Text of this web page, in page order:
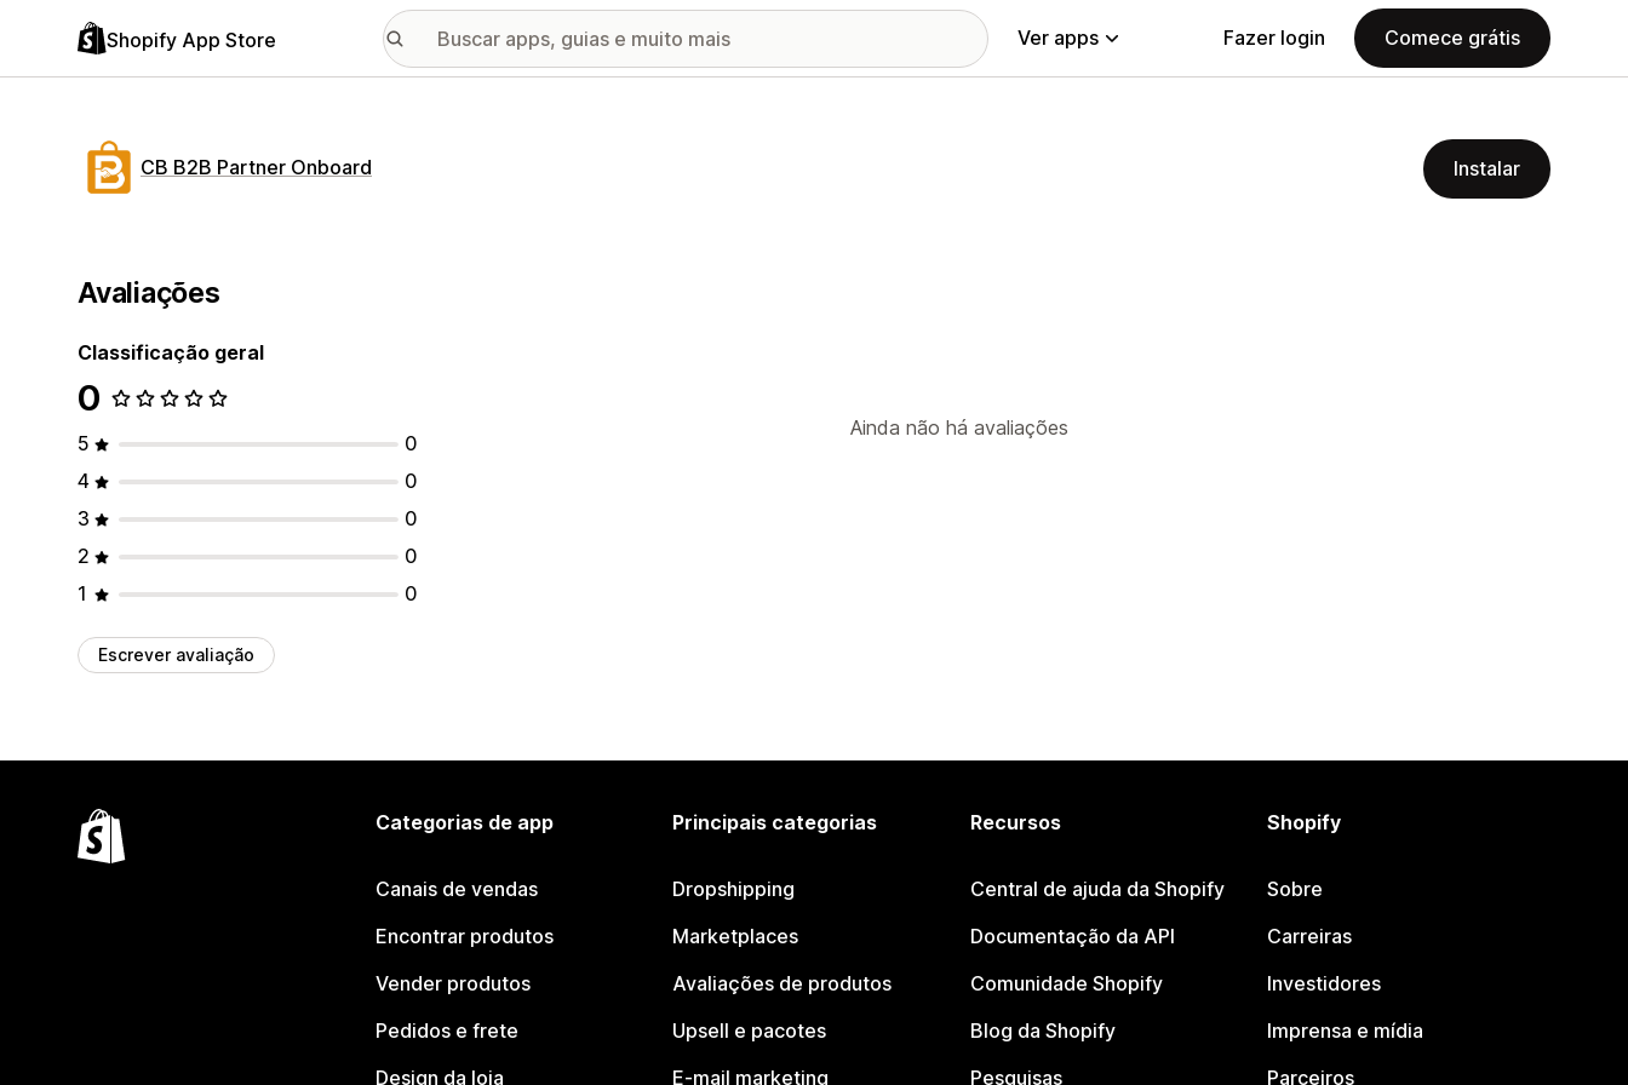
Shopify App Store Ver apps Fazer login Comece grátis
CB B2B Partner Onboard Instalar
Avaliações
Classificação geral
0
5
0
4
0
3
0
2
0
1
0
Escrever avaliação
Ainda não há avaliações
Categorias de app
Canais de vendas
Encontrar produtos
Vender produtos
Pedidos e frete
Design da loja
Principais categorias
Dropshipping
Marketplaces
Avaliações de produtos
Upsell e pacotes
E-mail marketing
Recursos
Central de ajuda da Shopify
Documentação da API
Comunidade Shopify
Blog da Shopify
Pesquisas
Shopify
Sobre
Carreiras
Investidores
Imprensa e mídia
Parceiros